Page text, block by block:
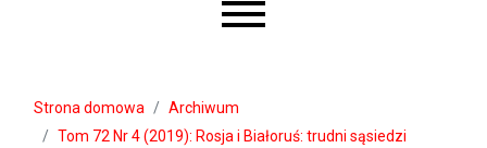
Strona domowa
Archiwum
Tom 72 Nr 4 (2019): Rosja i Białoruś: trudni sąsiedzi